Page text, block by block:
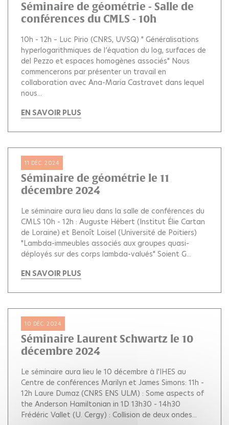
Séminaire de géométrie - Salle de
conférences du CMLS - 10h
10h - 12h – Luc Pirio (CNRS, UVSQ) " Généralisations
hyperlogarithmiques de l’équation du log, surfaces de
del Pezzo et espaces homogènes associés" Nous
commencerons par présenter un travail en
collaboration avec Ana-Maria Castravet dans lequel
nous...
EN SAVOIR PLUS
11 DÉC. 2024
Séminaire de géométrie le 11
décembre 2024
Le séminaire aura lieu dans la salle de conférences du
CMLS 10h - 12h : Auguste Hébert (Institut Élie Cartan
de Loraine) et Benoît Loisel (Université de Poitiers)
"Lambda-immeubles associés aux groupes quasi-
déployés sur des corps lambda-valués" Soient G...
EN SAVOIR PLUS
10 DÉC. 2024
Séminaire Laurent Schwartz le 10
décembre 2024
Le séminaire aura lieu le 10 décembre à l'IHES au
Centre de conférences Marilyn et James Simons: 11h -
12h Laure Dumaz (CNRS ENS ULM) : Some aspects of
the Anderson Hamiltonian in 1D 13h30 - 14h30
Frédéric Vallet (U. Cergy) : Collision de deux ondes...